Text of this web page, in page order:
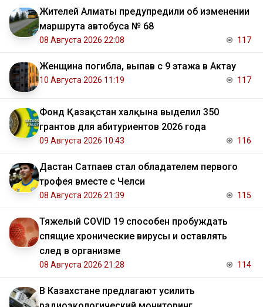
Жителей Алматы предупредили об изменении
маршрута автобуса № 68
08 Августа 2026 22:08 117
Женщина погибла, выпав с 9 этажа в Актау
10 Августа 2026 11:19 117
Фонд Қазақстан халқына выделил 350
грантов для абитуриентов 2026 года
09 Августа 2026 10:43 116
Дастан Сатпаев стал обладателем первого
трофея вместе с Челси
08 Августа 2026 21:39 115
Тяжелый COVID 19 способен пробуждать
спящие хронические вирусы и оставлять
след в организме
08 Августа 2026 21:28 114
В Казахстане предлагают усилить